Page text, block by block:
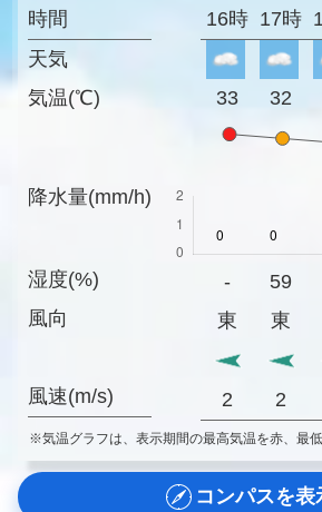
時間
天気
気温(℃)
降水量(mm/h)
湿度(%)
風向
風速(m/s)
16時 17時
33 32
- 59
東
東
2 2
※気温グラフは、表示期間の最高気温を赤、最低
コンパスを表